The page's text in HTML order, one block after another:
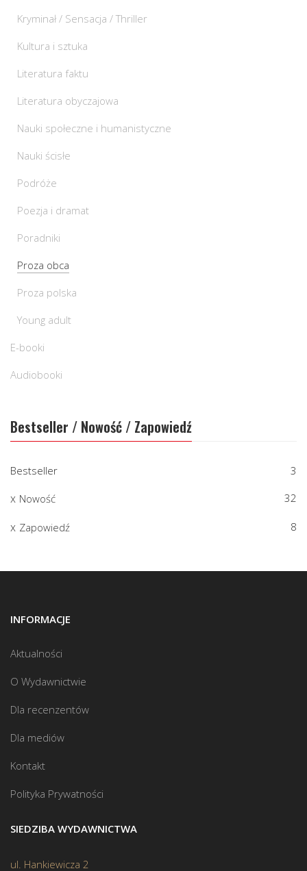
Kryminał / Sensacja / Thriller
Kultura i sztuka
Literatura faktu
Literatura obyczajowa
Nauki społeczne i humanistyczne
Nauki ścisłe
Podróże
Poezja i dramat
Poradniki
Proza obca
Proza polska
Young adult
E-booki
Audiobooki
Bestseller / Nowość / Zapowiedź
Bestseller 3
Nowość 32
Zapowiedź 8
INFORMACJE
Aktualności
O Wydawnictwie
Dla recenzentów
Dla mediów
Kontakt
Polityka Prywatności
SIEDZIBA WYDAWNICTWA
ul. Hankiewicza 2